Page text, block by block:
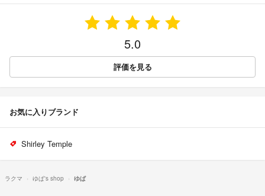
5.0
評価を見る
お気に入りブランド
Shirley Temple
ラクマ ゆぱ's shop ゆぱ